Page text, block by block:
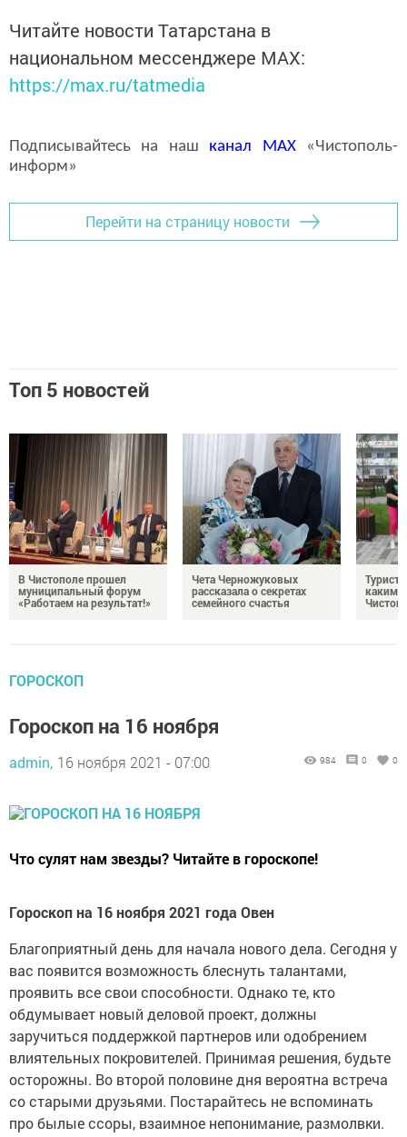
Читайте новости Татарстана в
национальном мессенджере MАХ:
https://max.ru/tatmedia
Подписывайтесь на наш канал MAX«Чистополь-
информ»
Перейти на страницу новости
Топ 5 новостей
В Чистополе прошел
муниципальный форум
«Работаем на результат!»
Чета Черножуковых
рассказала о секретах
семейного счастья
каким
ГОРОСКОП
Гороскоп на 16 ноября
admin, 16 ноября 2021 - 07:00 984 0 0
Что сулят нам звезды? Читайте в гороскопе!
Гороскоп на 16 ноября 2021 года Овен
Благоприятный день для начала нового дела. Сегодня у
вас появится возможность блеснуть талантами,
проявить все свои способности. Однако те, кто
обдумывает новый деловой проект, должны
заручиться поддержкой партнеров или одобрением
влиятельных покровителей. Принимая решения, будьте
осторожны. Во второй половине дня вероятна встреча
со старыми друзьями. Постарайтесь не вспоминать
про былые ссоры, взаимное непонимание, размолвки.